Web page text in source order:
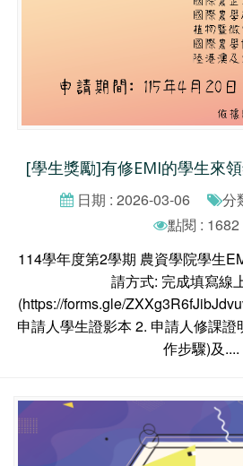
[學生獎勵]有修EMI的學生來
日期 : 2026-03-06
分
點閱 : 1682
114學年度第2學期 農資學院學生
請方式: 完成填寫線
(https://forms.gle/
申請人學生證影本 2. 申請人修課
作步驟)及....